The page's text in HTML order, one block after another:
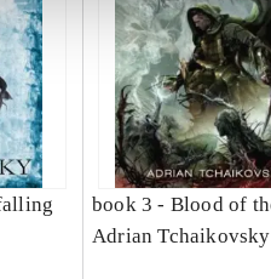
book 3 - Blood of
Adrian Tchaikovsky